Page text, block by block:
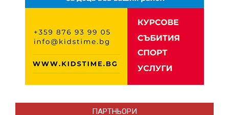
ПАРТНЬОРИ